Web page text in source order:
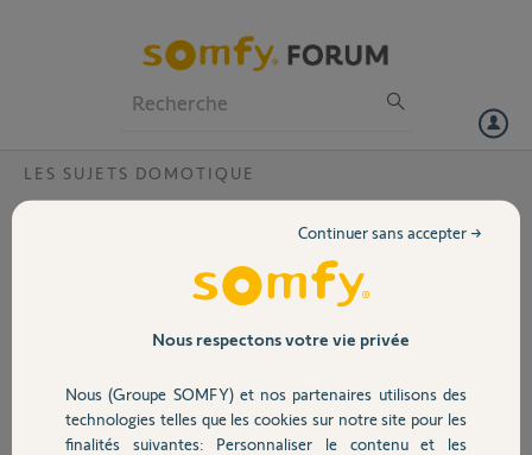
Volet
Sécurité
LES SUJETS DOMOTIQUE
Erreur communication tahoma switch
J'ai depuis plusieurs jours une "Erreur de communication" sur mon
Cela m'était déjà arrivé il y a environ un an et "Vanessa" de chez
Somfy avait fait une manipulation qui avait fonctionné.
Nous respectons votre vie privée
Nous (Groupe SOMFY) et nos partenaires utilisons des
technologies telles que les cookies sur notre site pour les
finalités suivantes: Personnaliser le contenu et les
Continuer sans accepter →